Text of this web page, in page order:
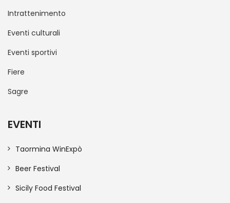
Intrattenimento
Eventi culturali
Eventi sportivi
Fiere
Sagre
EVENTI
Taormina WinExpò
Beer Festival
Sicily Food Festival